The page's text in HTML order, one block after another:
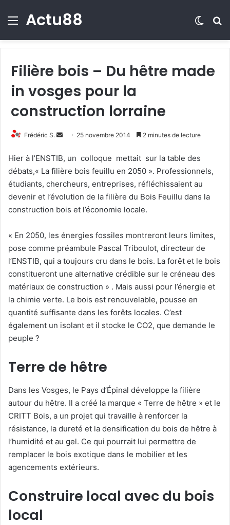
Menu
Actu88
Filière bois – Du hêtre made
in vosges pour la
construction lorraine
Frédéric S.
v
o
y
e
r
n
c
o
u
r
25 novembre 2014 2 minutes de lecture
Hier à l’ENSTIB, un colloque mettait sur la table des
débats,« La filière bois feuillu en 2050 ». Professionnels,
étudiants, chercheurs, entreprises, réfléchissaient au
devenir et l’évolution de la filière du Bois Feuillu dans la
construction bois et l’économie locale.
« En 2050, les énergies fossiles montreront leurs limites,
pose comme préambule Pascal Triboulot, directeur de
l’ENSTIB, qui a toujours cru dans le bois. La forêt et le bois
constitueront une alternative crédible sur le créneau des
matériaux de construction » . Mais aussi pour l’énergie et
la chimie verte. Le bois est renouvelable, pousse en
quantité suffisante dans les forêts locales. C’est
également un isolant et il stocke le CO2, que demande le
peuple ?
Terre de hêtre
Dans les Vosges, le Pays d’Épinal développe la filière
autour du hêtre. Il a créé la marque « Terre de hêtre » et le
CRITT Bois, a un projet qui travaille à renforcer la
résistance, la dureté et la densification du bois de hêtre à
l’humidité et au gel. Ce qui pourrait lui permettre de
remplacer le bois exotique dans le mobilier et les
agencements extérieurs.
Construire local avec du bois
local